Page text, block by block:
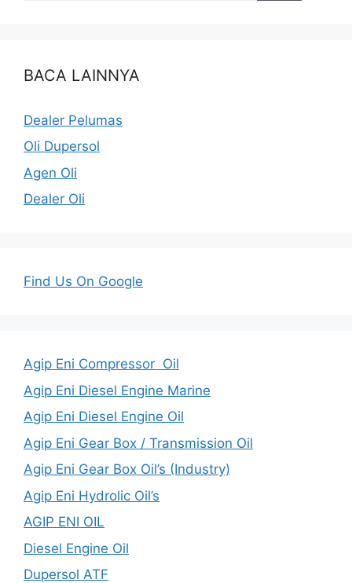
BACA LAINNYA
Dealer Pelumas
Oli Dupersol
Agen Oli
Dealer Oli
Find Us On Google
Agip Eni Compressor Oil
Agip Eni Diesel Engine Marine
Agip Eni Diesel Engine Oil
Agip Eni Gear Box / Transmission Oil
Agip Eni Gear Box Oil’s (Industry)
Agip Eni Hydrolic Oil’s
AGIP ENI OIL
Diesel Engine Oil
Dupersol ATF